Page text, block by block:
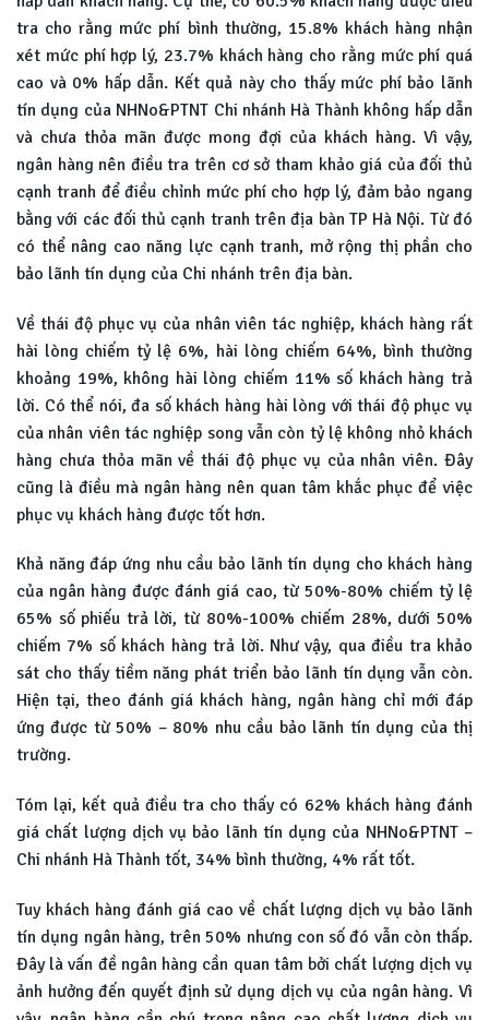
tra cho rằng mức phí bình thường, 15.8% khách hàng nhận
xét mức phí hợp lý, 23.7% khách hàng cho rằng mức phí quá
cao và 0% hấp dẫn. Kết quả này cho thấy mức phí bảo lãnh
tín dụng của NHNo&PTNT Chi nhánh Hà Thành không hấp dẫn
và chưa thỏa mãn được mong đợi của khách hàng. Vì vậy,
ngân hàng nên điều tra trên cơ sở tham khảo giá của đối thủ
cạnh tranh để điều chỉnh mức phí cho hợp lý, đảm bảo ngang
bằng với các đối thủ cạnh tranh trên địa bàn TP Hà Nội. Từ đó
có thể nâng cao năng lực cạnh tranh, mở rộng thị phần cho
bảo lãnh tín dụng của Chi nhánh trên địa bàn.
Về thái độ phục vụ của nhân viên tác nghiệp, khách hàng rất
hài lòng chiếm tỷ lệ 6%, hài lòng chiếm 64%, bình thường
khoảng 19%, không hài lòng chiếm 11% số khách hàng trả
lời. Có thể nói, đa số khách hàng hài lòng với thái độ phục vụ
của nhân viên tác nghiệp song vẫn còn tỷ lệ không nhỏ khách
hàng chưa thỏa mãn về thái độ phục vụ của nhân viên. Đây
cũng là điều mà ngân hàng nên quan tâm khắc phục để việc
phục vụ khách hàng được tốt hơn.
Khả năng đáp ứng nhu cầu bảo lãnh tín dụng cho khách hàng
của ngân hàng được đánh giá cao, từ 50%-80% chiếm tỷ lệ
65% số phiếu trả lời, từ 80%-100% chiếm 28%, dưới 50%
chiếm 7% số khách hàng trả lời. Như vậy, qua điều tra khảo
sát cho thấy tiềm năng phát triển bảo lãnh tín dụng vẫn còn.
Hiện tại, theo đánh giá khách hàng, ngân hàng chỉ mới đáp
ứng được từ 50% – 80% nhu cầu bảo lãnh tín dụng của thị
trường.
Tóm lại, kết quả điều tra cho thấy có 62% khách hàng đánh
giá chất lượng dịch vụ bảo lãnh tín dụng của NHNo&PTNT –
Chi nhánh Hà Thành tốt, 34% bình thường, 4% rất tốt.
Tuy khách hàng đánh giá cao về chất lượng dịch vụ bảo lãnh
tín dụng ngân hàng, trên 50% nhưng con số đó vẫn còn thấp.
Đây là vấn đề ngân hàng cần quan tâm bởi chất lượng dịch vụ
ảnh hưởng đến quyết định sử dụng dịch vụ của ngân hàng. Vì